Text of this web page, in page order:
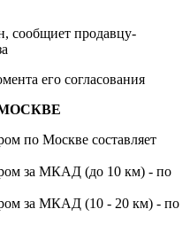
сообщиет продавцу-
его согласования
по Москве составляет
за МКАД (до 10 км) - по
за МКАД (10 - 20 км) - по